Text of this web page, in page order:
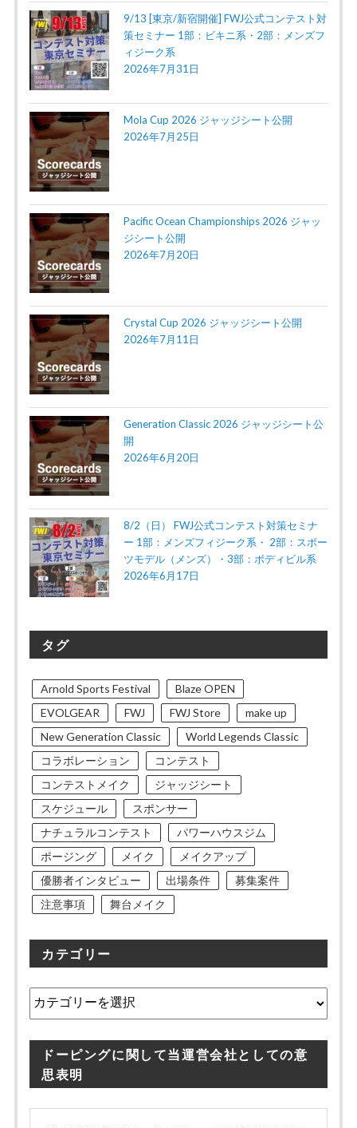
9/13 [東京/新宿開催] FWJ公式コンテスト対
策セミナー 1部：ビキニ系・2部：メンズフ
ィジーク系
2026年7月31日
Mola Cup 2026 ジャッジシート公開
2026年7月25日
Pacific Ocean Championships 2026 ジャッ
ジシート公開
2026年7月20日
Crystal Cup 2026 ジャッジシート公開
2026年7月11日
Generation Classic 2026 ジャッジシート公
開
2026年6月20日
8/2（日） FWJ公式コンテスト対策セミナ
ー 1部：メンズフィジーク系・ 2部：スポー
ツモデル（メンズ）・3部：ボディビル系
2026年6月17日
タグ
Arnold Sports Festival
Blaze OPEN
EVOLGEAR
FWJ FWJ Store
make up
New Generation Classic
World Legends Classic
コラボレーション
コンテスト
コンテストメイク
ジャッジシート
スケジュール
スポンサー
ナチュラルコンテスト
パワーハウスジム
ポージング
メイク
メイクアップ
優勝者インタビュー
出場条件
募集案件
注意事項
舞台メイク
カテゴリー
テ
リ
ドーピングに関して当運営会社としての意
思表明